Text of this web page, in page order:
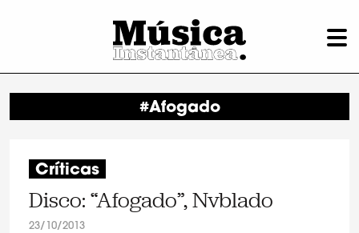
#Afogado
Críticas
Disco: “Afogado”, Nvblado
23/10/2013